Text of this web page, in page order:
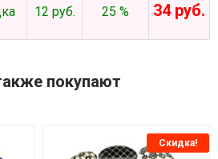
12 руб. 25 % 34 руб.
покупают
Скидка!